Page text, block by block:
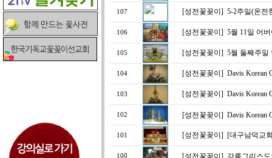
107 [성전꽃꽂이] 5-2주일(온전
106 [성전꽃꽂이] 5월 11일 어
105 [성전꽃꽂이] 5월 둘째주일
104 [성전꽃꽂이] Davis Korean
103 [성전꽃꽂이] Davis Korean
102 [성전꽃꽂이] Davis Korean
101 [성전꽃꽂이] [대구남덕교
100 [성전꽃꽂이] 강릉그리스